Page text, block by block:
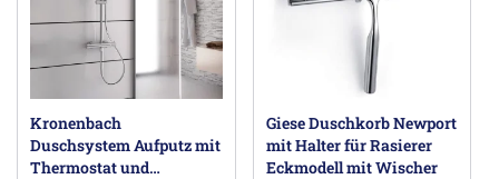
Kronenbach
Duschsystem Aufputz mit
Thermostat und
Giese Duschkorb Newport
mit Halter für Rasierer
Eckmodell mit Wischer